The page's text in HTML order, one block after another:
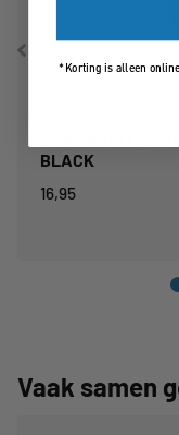
BLACK
16,95
Vaak samen
*Korting is alleen